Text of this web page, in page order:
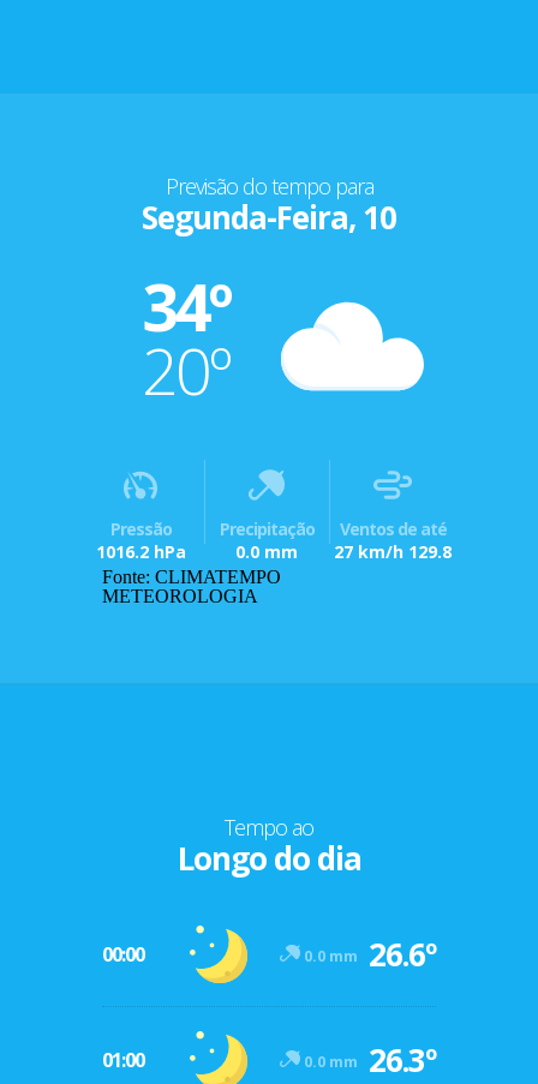
Previsão do tempo para
Segunda-Feira, 10
34º
20º
Pressão
1016.2 hPa
Precipitação
0.0 mm
Ventos de até
27 km/h 129.8
Fonte: CLIMATEMPO
METEOROLOGIA
Tempo ao
Longo do dia
00:00 0.0 mm 26.6º
01:00 0.0 mm 26.3º